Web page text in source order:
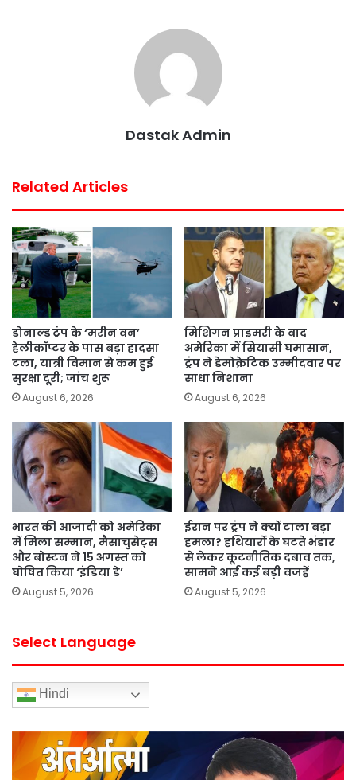
Dastak Admin
Related Articles
डोनाल्ड ट्रंप के ‘मरीन वन’
हेलीकॉप्टर के पास बड़ा हादसा
टला, यात्री विमान से कम हुई
सुरक्षा दूरी; जांच शुरू
August 6, 2026
मिशिगन प्राइमरी के बाद
अमेरिका में सियासी घमासान,
ट्रंप ने डेमोक्रेटिक उम्मीदवार पर
साधा निशाना
August 6, 2026
भारत की आजादी को अमेरिका
में मिला सम्मान, मैसाचुसेट्स
और बोस्टन ने 15 अगस्त को
घोषित किया ‘इंडिया डे’
August 5, 2026
ईरान पर ट्रंप ने क्यों टाला बड़ा
हमला? हथियारों के घटते भंडार
से लेकर कूटनीतिक दबाव तक,
सामने आईं कई बड़ी वजहें
August 5, 2026
Select Language
Hindi